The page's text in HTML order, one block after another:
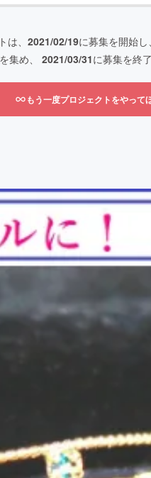
、 2021/02/19に募集を開始し
集め、 2021/03/31に募集を終
もう一度プロジェクトをやって